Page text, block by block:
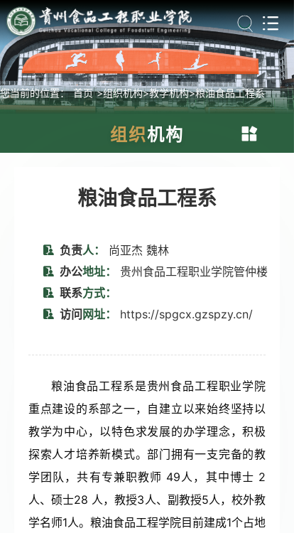
组织机构
您当前的位置： 首页 >组织机构>教学机构>粮油食品工程系
智能制造工程系
经济管理系
营养健康工程系
继续教育部
基础部
粮油食品工程系
负责人：
尚亚杰 魏林
办公地址：
贵州食品工程职业学院管仲楼
联系方式：
访问 网址： https://spgcx.gzspzy.cn/
粮油食品工程系是贵州食品工程职业学院
重点建设的系部之一，自建立以来始终坚持以
教学为中心，以特色求发展的办学理念，积极
探索人才培养新模式。部门拥有一支完备的教
学团队，共有专兼职教师 49人，其中博士 2
人、硕士28 人，教授3人、副教授5人，校外教
学名师1人。粮油食品工程学院目前建成1个占地